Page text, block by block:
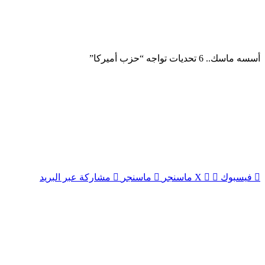
أسسه ماسك.. 6 تحديات تواجه “حزب أميركا”
فيسبوك ‫X ماسنجر ماسنجر مشاركة عبر البريد